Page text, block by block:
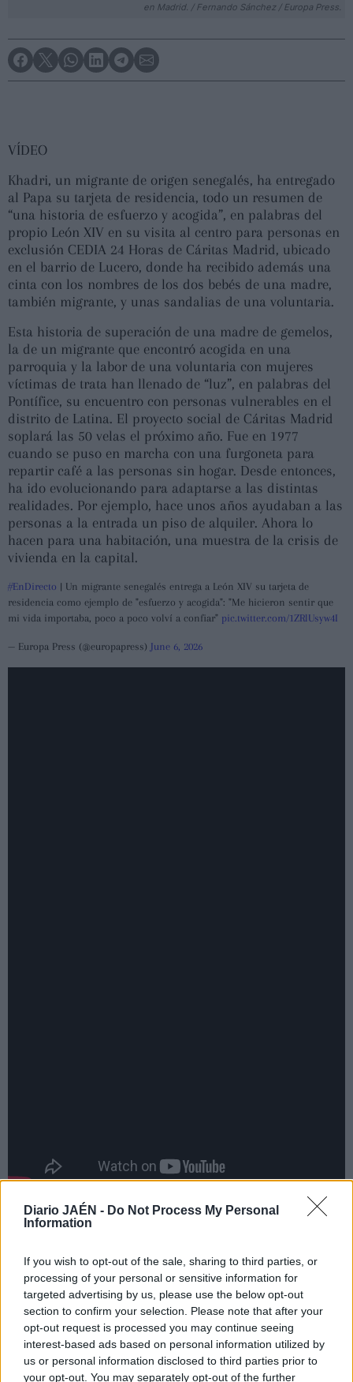
Diario JAÉN - Do Not Process My Personal
Information
If you wish to opt-out of the sale, sharing to third parties, or
processing of your personal or sensitive information for
targeted advertising by us, please use the below opt-out
section to confirm your selection. Please note that after your
opt-out request is processed you may continue seeing
interest-based ads based on personal information utilized by
us or personal information disclosed to third parties prior to
your opt-out. You may separately opt-out of the further
en Madrid. / Fernando Sánchez / Europa Press.
VÍDEO
Khadri, un migrante de origen senegalés, ha entregado
al Papa su tarjeta de residencia, todo un resumen de
“una historia de esfuerzo y acogida”, en palabras del
propio León XIV en su visita al centro para personas en
exclusión CEDIA 24 Horas de Cáritas Madrid, ubicado
en el barrio de Lucero, donde ha recibido además una
cinta con los nombres de los dos bebés de una madre,
también migrante, y unas sandalias de una voluntaria.
Esta historia de superación de una madre de gemelos,
la de un migrante que encontró acogida en una
parroquia y la labor de una voluntaria con mujeres
víctimas de trata han llenado de “luz”, en palabras del
Pontífice, su encuentro con personas vulnerables en el
distrito de Latina. El proyecto social de Cáritas Madrid
soplará las 50 velas el próximo año. Fue en 1977
cuando se puso en marcha con una furgoneta para
repartir café a las personas sin hogar. Desde entonces,
ha ido evolucionando para adaptarse a las distintas
realidades. Por ejemplo, hace unos años ayudaban a las
personas a la entrada un piso de alquiler. Ahora lo
hacen para una habitación, una muestra de la crisis de
vivienda en la capital.
#EnDirecto | Un migrante senegalés entrega a León XIV su tarjeta de
residencia como ejemplo de "esfuerzo y acogida": "Me hicieron sentir que
mi vida importaba, poco a poco volví a confiar" pic.twitter.com/1ZRlUsyw4I
— Europa Press (@europapress) June 6, 2026